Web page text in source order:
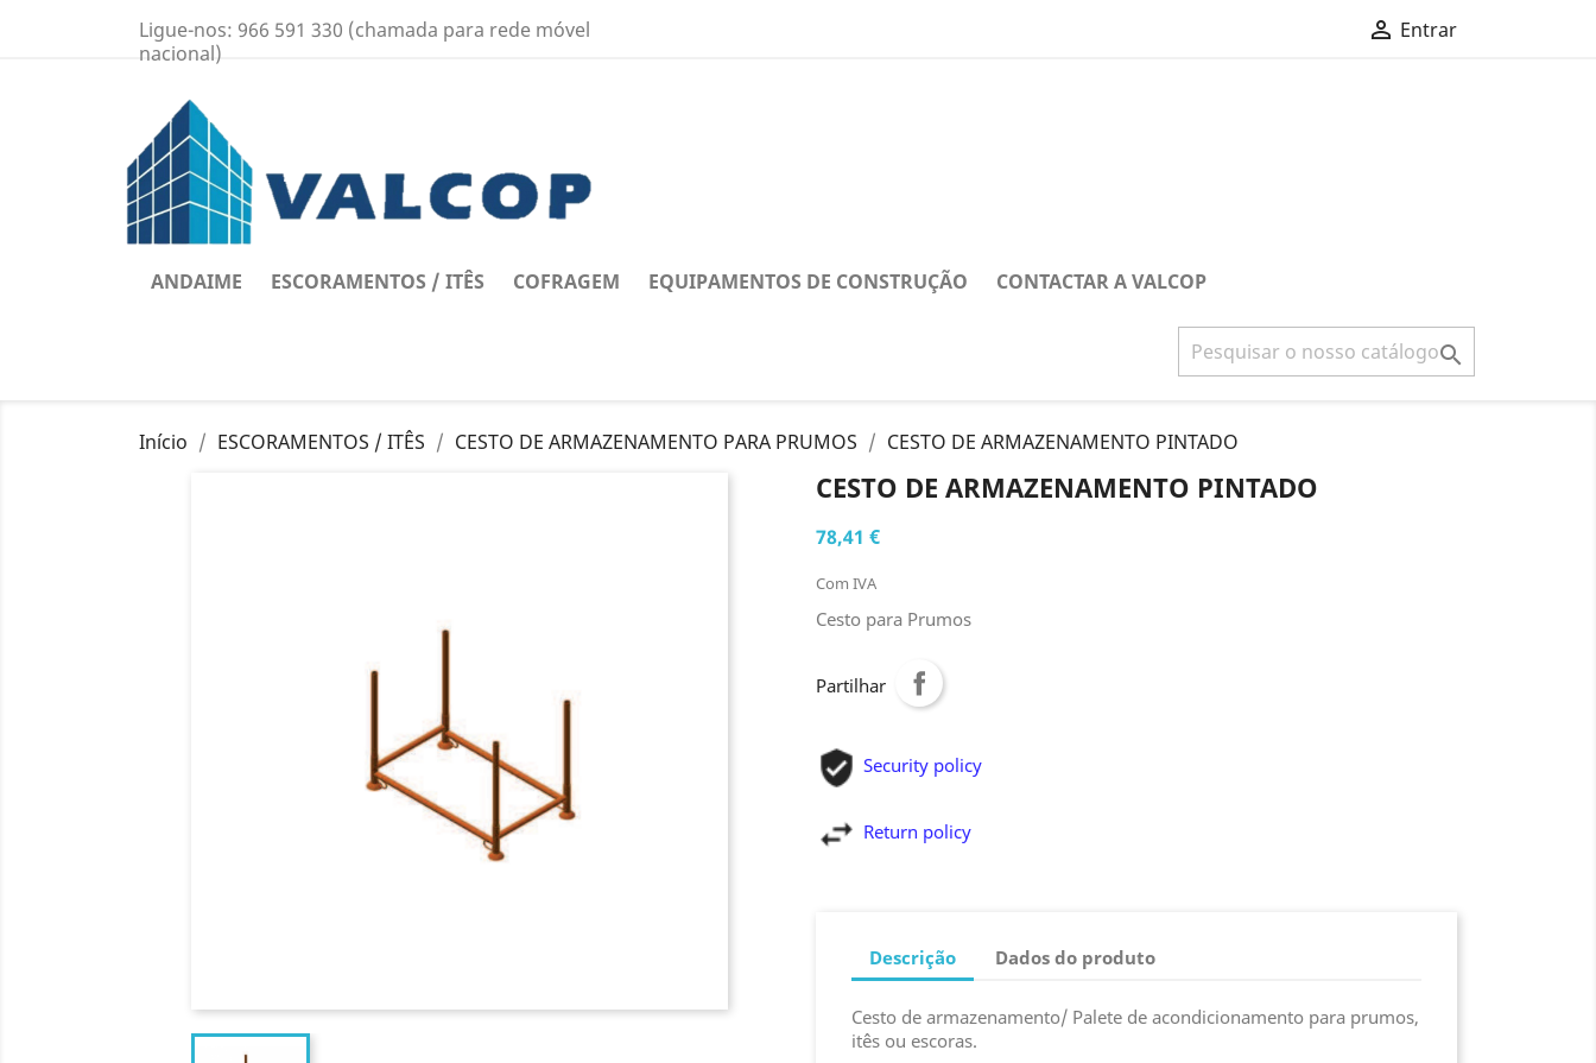
Ligue-nos: 966 591 330 (chamada para rede móvel
nacional)
 Entrar
ANDAIME ESCORAMENTOS / ITÊS COFRAGEM EQUIPAMENTOS DE CONSTRUÇÃO CONTACTAR A VALCOP

Início ESCORAMENTOS / ITÊS CESTO DE ARMAZENAMENTO PARA PRUMOS CESTO DE ARMAZENAMENTO PINTADO
CESTO DE ARMAZENAMENTO PINTADO
78,41 €
Com IVA
Cesto para Prumos
Partilhar
Security policy
Return policy
Descrição Dados do produto
Cesto de armazenamento/ Palete de acondicionamento para prumos,
itês ou escoras.